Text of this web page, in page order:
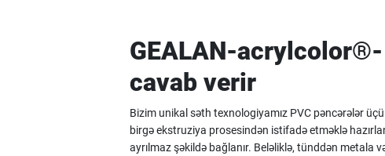
GEALAN-
cavab verir
Bizim unikal səth texnologiyamız PVC pəncərələr
birgə ekstruziya prosesindən istifadə etməklə
ayrılmaz şəkildə bağlanır. Beləliklə, tünddən